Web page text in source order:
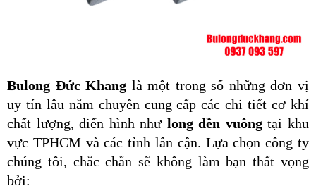
Bulong Đức Khang là một trong số những đơn vị
uy tín lâu năm chuyên cung cấp các chi tiết cơ khí
chất lượng, điển hình như long đền vuông tại khu
vực TPHCM và các tỉnh lân cận. Lựa chọn công ty
chúng tôi, chắc chắn sẽ không làm bạn thất vọng
bởi: